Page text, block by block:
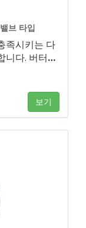
브 타입
족시키는 다
니다. 버터…
보기